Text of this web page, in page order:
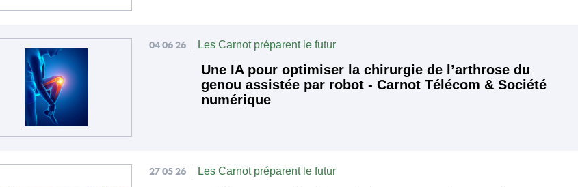
04 06 26 Les Carnot préparent le futur
Une IA pour optimiser la chirurgie de l’arthrose du
genou assistée par robot - Carnot Télécom & Société
numérique
27 05 26 Les Carnot préparent le futur